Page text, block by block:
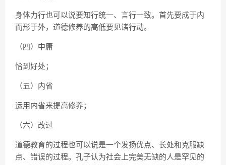
身体力行也可以说要知行统一、言行一致。首先要成于内
而形于外，道德修养的高低要见诸行动。
（四）中庸
恰到好处；
（五）内省
运用内省来提高修养；
（六）改过
道德教育的过程也可以说是一个发扬优点、长处和克服缺
点、错误的过程。孔子认为社会上完美无缺的人是罕见的